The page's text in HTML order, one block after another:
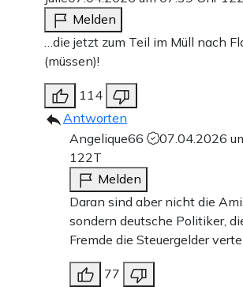
Melden
…die jetzt zum Teil im Müll nach
(müssen)!
114
Antworten
Angelique66
07.04.2026
122T
Melden
Daran sind aber nicht die
sondern deutsche Politiker,
Fremde die Steuergelder
77